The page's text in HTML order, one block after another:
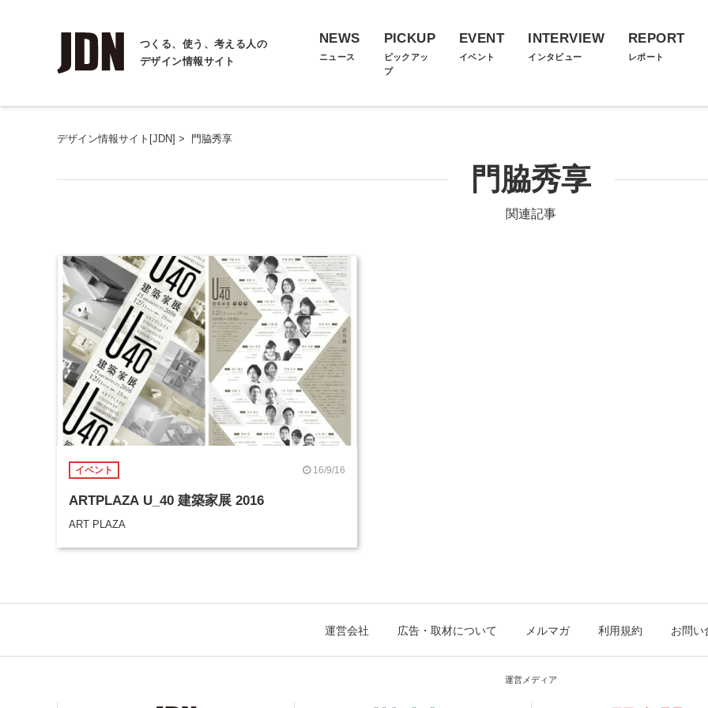
つくる、使う、考える人の
デザイン情報サイト
NEWS
ニュース
PICKUP
ピックアッ
プ
EVENT
イベント
INTERVIEW
インタビュー
REPORT
レポート
デザイン情報サイト[JDN] > 門脇秀享
門脇秀享
関連記事
イベント 16/9/16
ARTPLAZA U_40 建築家展 2016
ART PLAZA
運営会社 広告・取材について メルマガ 利用規約 お問い
運営メディア